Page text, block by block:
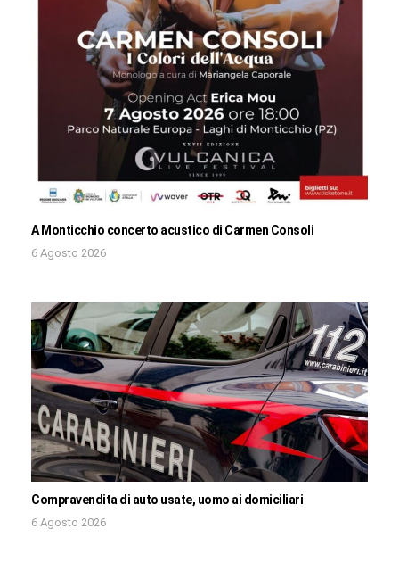
A Monticchio concerto acustico di Carmen Consoli
6 Agosto 2026
Compravendita di auto usate, uomo ai domiciliari
6 Agosto 2026